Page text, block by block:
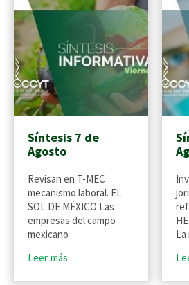
Síntesis 7 de
Agosto
Revisan en T-MEC
mecanismo laboral. EL
SOL DE MÉXICO Las
empresas del campo
mexicano
Leer más